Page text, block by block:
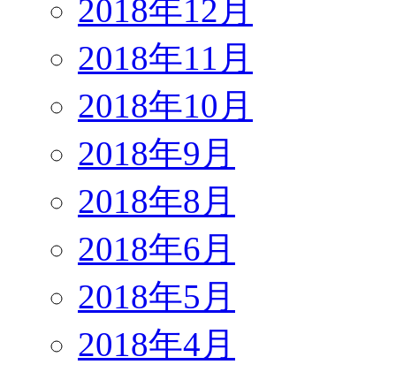
2018年12月
2018年11月
2018年10月
2018年9月
2018年8月
2018年6月
2018年5月
2018年4月